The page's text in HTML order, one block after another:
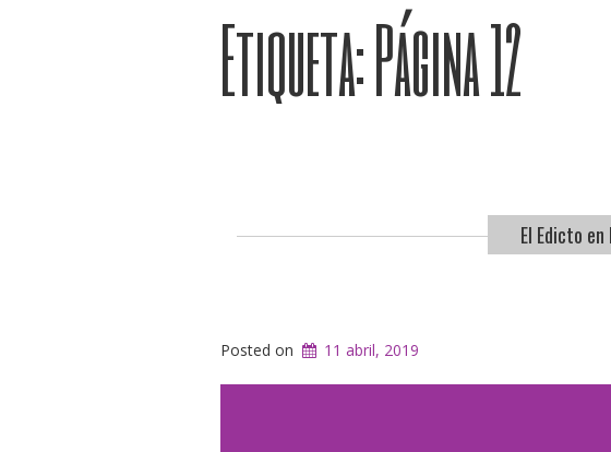
Etiqueta:Página 12
El Edicto
Posted on 11 abril, 2019